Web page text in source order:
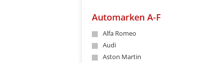
Automarken A-F
Alfa Romeo
Audi
Aston Martin